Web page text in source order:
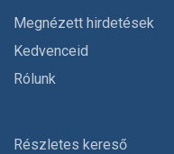
Megnézett hirdetések
Kedvenceid
Rólunk
Részletes kereső